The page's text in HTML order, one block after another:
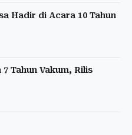
Hadir di Acara 10 Tahun
Tahun Vakum, Rilis